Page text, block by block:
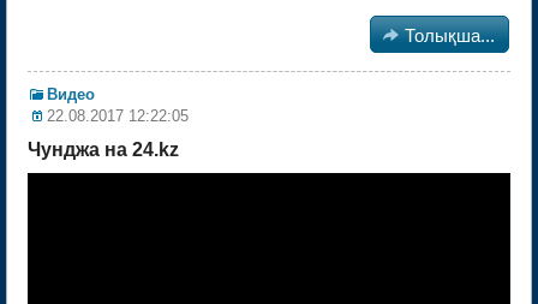
 Толықша...
Видео
22.08.2017 12:22:05
Чунджа на 24.kz